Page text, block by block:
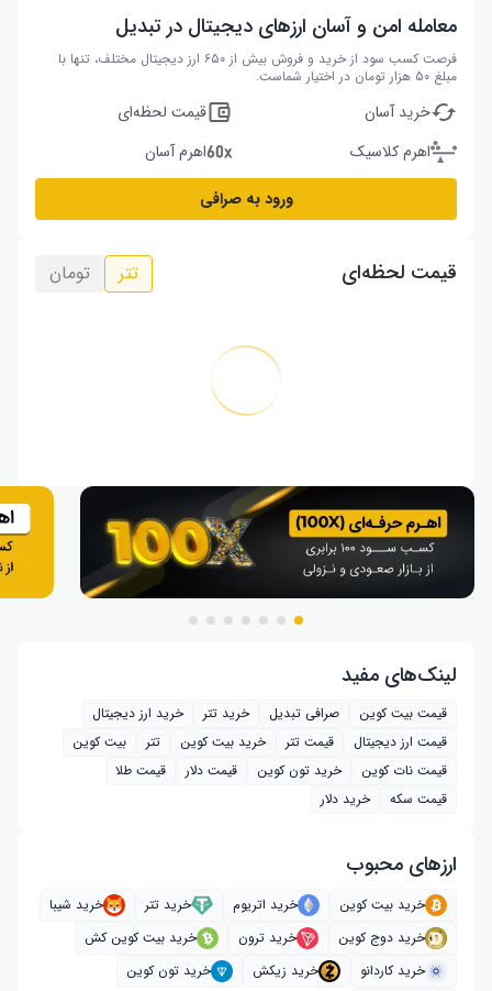
معامله امن و آسان ارزهای دیجیتال در تبدیل
فرصت کسب سود از خرید و فروش بیش از ۶۵۰ ارز دیجیتال مختلف، تنها با
مبلغ ۵۰ هزار تومان در اختیار شماست.
خرید آسان
قیمت لحظه‌ای
اهرم کلاسیک
اهرم آسان
ورود به صرافی
قیمت لحظه‌ای تتر تومان
لینک‌های مفید
قیمت بیت کوین صرافی تبدیل خرید تتر
خرید ارز دیجیتال
قیمت ارز دیجیتال
قیمت تتر خرید بیت‌ کوین تتر
بیت کوین
قیمت نات کوین
خرید تون کوین قیمت دلار
قیمت طلا
قیمت سکه
خرید دلار
ارز‌های محبوب
خرید بیت کوین خرید اتریوم خرید تتر
خرید شیبا
خرید دوج کوین
خرید ترون
خرید بیت کوین کش
خرید کاردانو
خرید زیکش
خرید تون کوین